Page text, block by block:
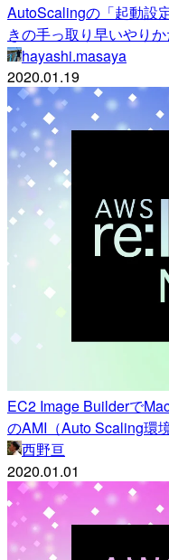
AutoScalingの「起動設
きの手っ取り早いやりか
hayashi.masaya
2020.01.19
EC2 Image Builderで
のAMI（Auto Scaling環
西野亘
2020.01.01